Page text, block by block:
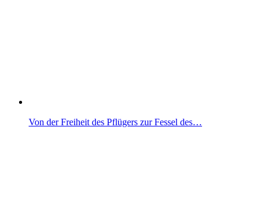
Von der Freiheit des Pflügers zur Fessel des…